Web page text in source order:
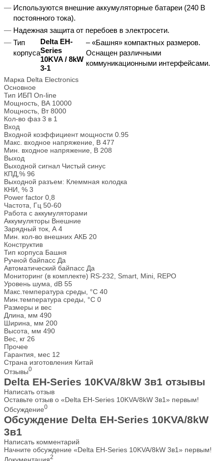
Используются внешние аккумуляторные батареи (240 В
постоянного тока).
Надежная защита от перебоев в электросети.
Тип
корпуса
Delta EH-
Series
10KVA / 8kW
3-1
– «Башня» компактных размеров.
Оснащен различными
коммуникационными интерфейсами.
Марка Delta Electronics
Основное
Тип ИБП On-line
Мощность, ВА 10000
Мощность, Вт 8000
Кол-во фаз 3 в 1
Вход
Входной коэффициент мощности 0.95
Макс. входное напряжение, В 477
Мин. входное напряжение, В 208
Выход
Выходной сигнал Чистый синус
КПД,% 96
Выходной разъем: Клеммная колодка
КНИ, % 3
Power factor 0,8
Частота, Гц 50-60
Работа с аккумуляторами
Аккумуляторы Внешние
Зарядный ток, А 4
Мин. кол-во внешних АКБ 20
Конструктив
Тип корпуса Башня
Ручной байпасс Да
Автоматический байпасс Да
Мониторинг (в комплекте) RS-232, Smart, Mini, REPO
Уровень шума, dB 55
Макс.температура среды, °С 40
Мин.температура среды, °С 0
Размеры и вес
Длина, мм 490
Ширина, мм 200
Высота, мм 490
Вес, кг 26
Прочее
Гарантия, мес 12
Страна изготовления Китай
Отзывы0
Delta EH-Series 10KVA/8kW 3в1 отзывы
Написать отзыв
Оставьте отзыв о «Delta EH-Series 10KVA/8kW 3в1» первым!
Обсуждение0
Обсуждение Delta EH-Series 10KVA/8kW
3в1
Написать комментарий
Начните обсуждение «Delta EH-Series 10KVA/8kW 3в1» первым!
Документация2